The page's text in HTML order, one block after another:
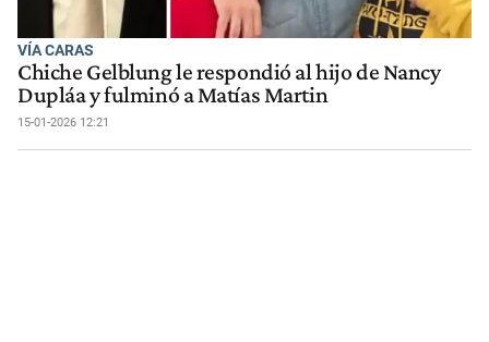
VÍA CARAS
Chiche Gelblung le respondió al hijo de Nancy
Dupláa y fulminó a Matías Martin
15-01-2026 12:21